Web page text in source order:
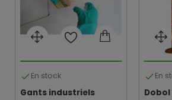
En stock
Gants industriels
En
Dobol